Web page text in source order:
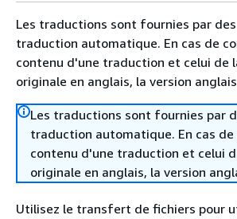
Les traductions sont fournies par
traduction automatique. En cas de
contenu d'une traduction et celui de
originale en anglais, la version
Les traductions sont fournies par
traduction automatique. En cas
contenu d'une traduction et celui
originale en anglais, la version
Utilisez le transfert de fichiers pour